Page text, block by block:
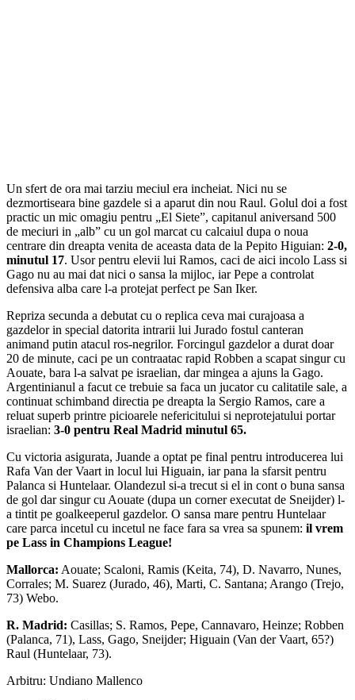
Un sfert de ora mai tarziu meciul era incheiat. Nici nu se
dezmortiseara bine gazdele si a aparut din nou Raul. Golul doi a fost
practic un mic omagiu pentru „El Siete”, capitanul aniversand 500
de meciuri in „alb” cu un gol marcat cu calcaiul dupa o noua
centrare din dreapta venita de aceasta data de la Pepito Higuian: 2-0,
minutul 17. Usor pentru elevii lui Ramos, caci de aici incolo Lass si
Gago nu au mai dat nici o sansa la mijloc, iar Pepe a controlat
defensiva alba care l-a protejat perfect pe San Iker.
Repriza secunda a debutat cu o replica ceva mai curajoasa a
gazdelor in special datorita intrarii lui Jurado fostul canteran
animand putin atacul ros-negrilor. Forcingul gazdelor a durat doar
20 de minute, caci pe un contraatac rapid Robben a scapat singur cu
Aouate, bara l-a salvat pe israelian, dar mingea a ajuns la Gago.
Argentinianul a facut ce trebuie sa faca un jucator cu calitatile sale, a
continuat schimband directia pe dreapta la Sergio Ramos, care a
reluat superb printre picioarele nefericitului si neprotejatului portar
israelian: 3-0 pentru Real Madrid minutul 65.
Cu victoria asigurata, Juande a optat pe final pentru introducerea lui
Rafa Van der Vaart in locul lui Higuain, iar pana la sfarsit pentru
Palanca si Huntelaar. Olandezul si-a trecut si el in cont o buna sansa
de gol dar singur cu Aouate (dupa un corner executat de Sneijder) l-
a tintit pe goalkeeperul gazdelor. O sansa mare pentru Huntelaar
care parca incetul cu incetul ne face fara sa vrea sa spunem: il vrem
pe Lass in Champions League!
Mallorca: Aouate; Scaloni, Ramis (Keita, 74), D. Navarro, Nunes,
Corrales; M. Suarez (Jurado, 46), Marti, C. Santana; Arango (Trejo,
73) Webo.
R. Madrid: Casillas; S. Ramos, Pepe, Cannavaro, Heinze; Robben
(Palanca, 71), Lass, Gago, Sneijder; Higuain (Van der Vaart, 65?)
Raul (Huntelaar, 73).
Arbitru: Undiano Mallenco